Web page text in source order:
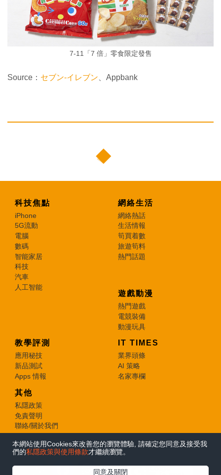
7-11「7 倍」零食限定發售
Source： セブン-イレブン 、Appbank
科技焦點
iPhone
5G流動
電腦
數碼
智能家居
科技
汽車
人工智能
網絡生活
網絡熱話
生活情報
筍買着數
旅遊筍料
熱門話題
遊戲動漫
熱門遊戲
電競裝備
動漫玩具
教學評測
應用秘技
新品測試
Apps 情報
IT TIMES
業界頭條
AI 策略
名家專欄
其他
私隱政策
免責聲明
聯絡/關於我們
© 2026 e-zone. All Rights Reserved.
本網站使用Cookies來改善您的瀏覽體驗, 請確定您同意及接受我
們的私隱政策與使用條款才繼續瀏覽。
同意及關閉